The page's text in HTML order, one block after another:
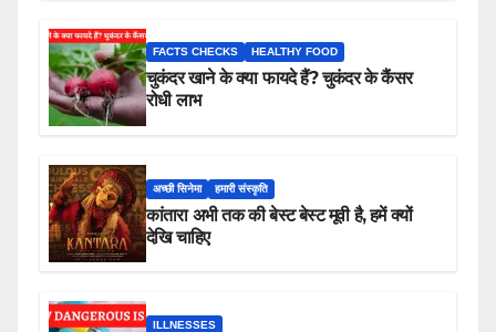
FACTS CHECKS HEALTHY FOOD
चुकंदर खाने के क्या फायदे हैं? चुकंदर के कैंसर
रोधी लाभ
अच्छी सिनेमा हमारी संस्कृति
कांतारा अभी तक की बेस्ट बेस्ट मूवी है, हमें क्यों
देखि चाहिए
ILLNESSES